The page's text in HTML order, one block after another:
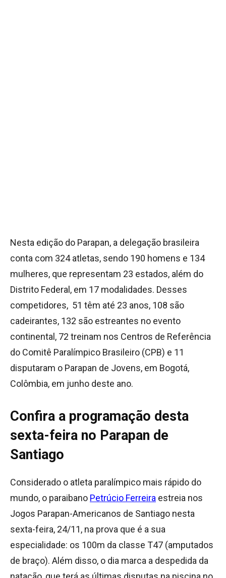
Nesta edição do Parapan, a delegação brasileira
conta com 324 atletas, sendo 190 homens e 134
mulheres, que representam 23 estados, além do
Distrito Federal, em 17 modalidades. Desses
competidores, 51 têm até 23 anos, 108 são
cadeirantes, 132 são estreantes no evento
continental, 72 treinam nos Centros de Referência
do Comitê Paralímpico Brasileiro (CPB) e 11
disputaram o Parapan de Jovens, em Bogotá,
Colômbia, em junho deste ano.
Confira a programação desta
sexta-feira no Parapan de
Santiago
Considerado o atleta paralímpico mais rápido do
mundo, o paraibano Petrúcio Ferreira estreia nos
Jogos Parapan-Americanos de Santiago nesta
sexta-feira, 24/11, na prova que é a sua
especialidade: os 100m da classe T47 (amputados
de braço). Além disso, o dia marca a despedida da